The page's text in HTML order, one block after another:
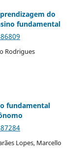
do
fundamental
Rodrigues
fundamental
Lopes, Marcello